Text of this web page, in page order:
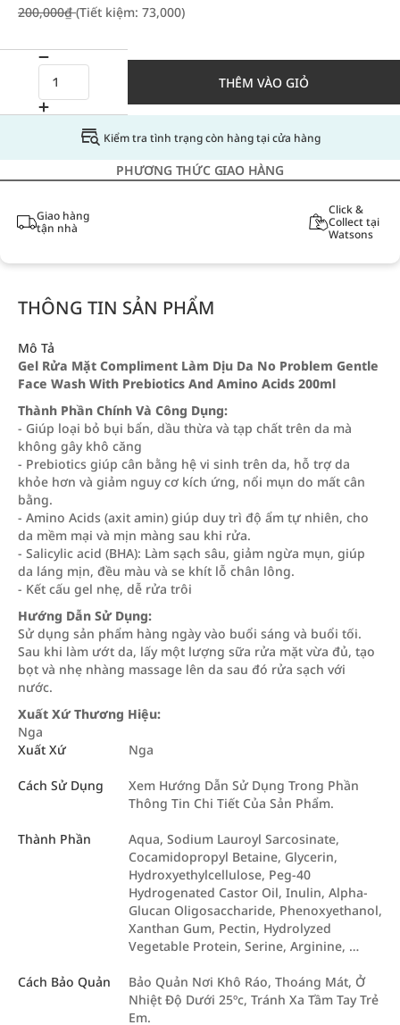
200,000₫(Tiết kiệm: 73,000)
THÊM VÀO GIỎ
Kiểm tra tình trạng còn hàng tại cửa hàng
PHƯƠNG THỨC GIAO HÀNG
Giao hàng
tận nhà
Click &
Collect tại
Watsons
THÔNG TIN SẢN PHẨM
Mô Tả
Gel Rửa Mặt Compliment Làm Dịu Da No Problem Gentle
Face Wash With Prebiotics And Amino Acids 200ml
Thành Phần Chính Và Công Dụng:
- Giúp loại bỏ bụi bẩn, dầu thừa và tạp chất trên da mà
không gây khô căng
- Prebiotics giúp cân bằng hệ vi sinh trên da, hỗ trợ da
khỏe hơn và giảm nguy cơ kích ứng, nổi mụn do mất cân
bằng.
- Amino Acids (axit amin) giúp duy trì độ ẩm tự nhiên, cho
da mềm mại và mịn màng sau khi rửa.
- Salicylic acid (BHA): Làm sạch sâu, giảm ngừa mụn, giúp
da láng mịn, đều màu và se khít lỗ chân lông.
- Kết cấu gel nhẹ, dễ rửa trôi
Hướng Dẫn Sử Dụng:
Sử dụng sản phẩm hàng ngày vào buổi sáng và buổi tối.
Sau khi làm ướt da, lấy một lượng sữa rửa mặt vừa đủ, tạo
bọt và nhẹ nhàng massage lên da sau đó rửa sạch với
nước.
Xuất Xứ Thương Hiệu:
Nga
Xuất Xứ
Nga
Cách Sử Dụng
Xem Hướng Dẫn Sử Dụng Trong Phần
Thông Tin Chi Tiết Của Sản Phẩm.
Thành Phần
Aqua, Sodium Lauroyl Sarcosinate,
Cocamidopropyl Betaine, Glycerin,
Hydroxyethylcellulose, Peg-40
Hydrogenated Castor Oil, Inulin, Alpha-
Glucan Oligosaccharide, Phenoxyethanol,
Xanthan Gum, Pectin, Hydrolyzed
Vegetable Protein, Serine, Arginine, …
Cách Bảo Quản
Bảo Quản Nơi Khô Ráo, Thoáng Mát, Ở
Nhiệt Độ Dưới 25ºc, Tránh Xa Tầm Tay Trẻ
Em.